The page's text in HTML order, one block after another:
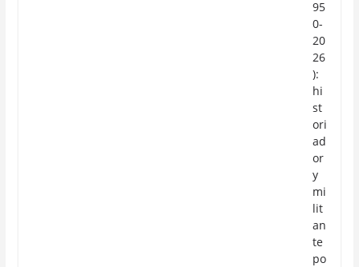
95
0-
20
26
):
hi
st
ori
ad
or
y
mi
lit
an
te
po